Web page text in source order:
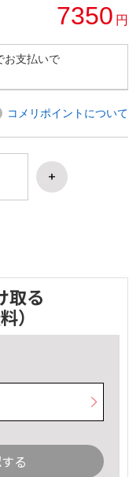
7350 円
お支払いで
コメリポイントについて
取る
）
る